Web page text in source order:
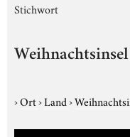
Stichwort
Weihnachtsinsel
›Ort›Land›